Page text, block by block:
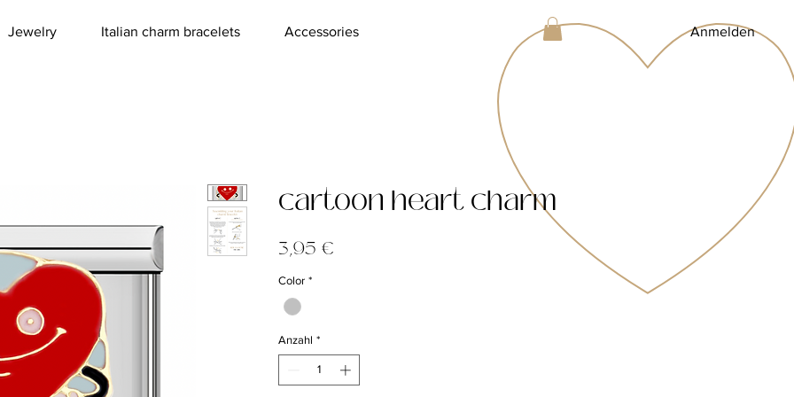
Jewelry Italian charm bracelets Accessories Anmelden
cartoon heart charm
3,95 €
Color *
Anzahl *